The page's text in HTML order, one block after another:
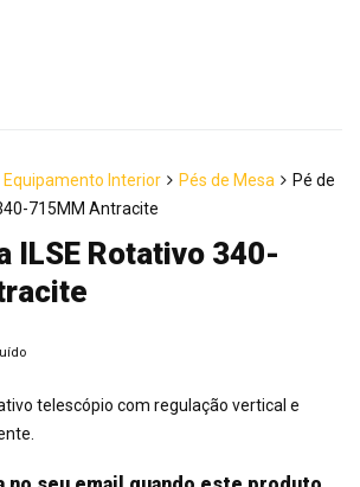
Equipamento Interior Pés de Mesa
Pé de
715MM Antracite
ILSE Rotativo 340-
telescópio com regulação vertical e